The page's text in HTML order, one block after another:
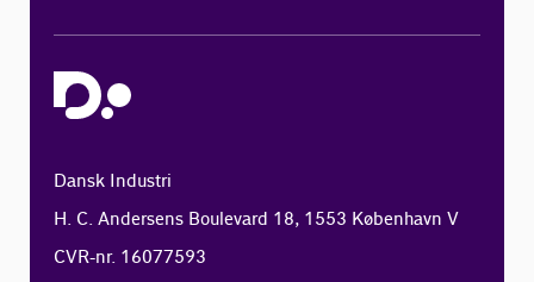
Dansk Industri
H. C. Andersens Boulevard 18, 1553 København V
CVR-nr. 16077593